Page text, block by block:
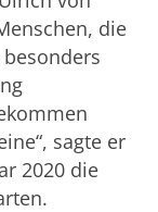
die
sagte er
2020 die